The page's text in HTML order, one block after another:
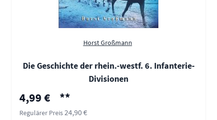
Horst Großmann
Die Geschichte der rhein.-westf. 6. Infanterie-
Divisionen
Sonderpreis
4,99 € **
Regulärer Preis24,90 €